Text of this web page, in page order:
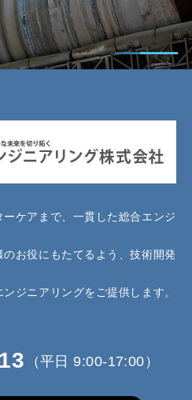
ケアまで、一貫した総合エンジ
お役にもたてるよう、技術開発
ジニアリングをご提供します。
（平日 9:00-17:00）